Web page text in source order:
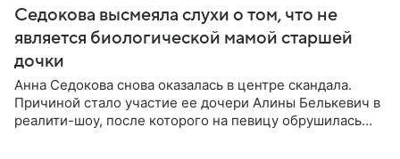
Седокова высмеяла слухи о том, что не
является биологической мамой старшей
дочки
Анна Седокова снова оказалась в центре скандала.
Причиной стало участие ее дочери Алины Белькевич в
реалити-шоу, после которого на певицу обрушилась